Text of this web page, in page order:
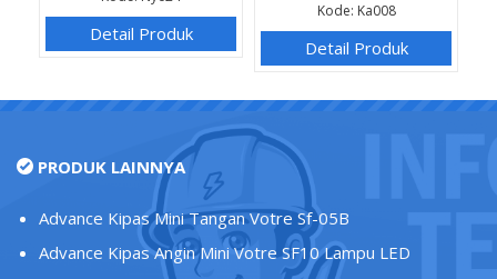
Detail Produk
Kode: Ka008
Detail Produk
PRODUK LAINNYA
Advance Kipas Mini Tangan Votre Sf-05B
Advance Kipas Angin Mini Votre SF10 Lampu LED